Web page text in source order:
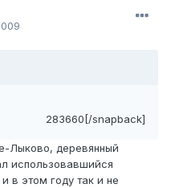
283660[/snapback]
Лыково, деревянный
использовавшийся
в этом году так и не